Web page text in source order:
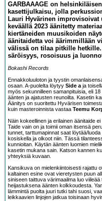
GARBAAAGE on
kasettijulkaisu, jolla
Lauri Hyvärinen
keväällä 2023 äänitetty
kiertäneiden muusikoiden
äänitaidetta voi äärimmillään
välissä on tilaa pitkille
säröisyys, rosoisuus ja
Bokashi Records
Ennakkoluuloton ja tyystin
osaan. A-puolelta löytyy Side aja
myös sekunnilleen samanpituisia, eli
äänten ja ajatusten reunoilta. Kasetin
Äänitys on suoritettu Hyvärisen
kuin masteroinnista vastaa Teemu
Näin kokeellinen ja erilainen äänitaide
Taide vain on ja toimii oman itsensä
tunnet, tarttumapinnat saat löytää/
kosiskella ja olkoot niin. Tässä
kunnioitan. Käytän äänten luomien
kasetin mukana sain. Katson kannen
yhteyksiä kuvaan.
Kansikuva on mielenkiintoisesti rajattu
kaltainen esine ovat vieretysten puun
siniseen taittuva värimaailma luo
heijastuksena äänten kolkkoudesta.
lämmintä puolta juuri tutki tahi suosi,
leikkaavien linjojen jatkua toisinaan